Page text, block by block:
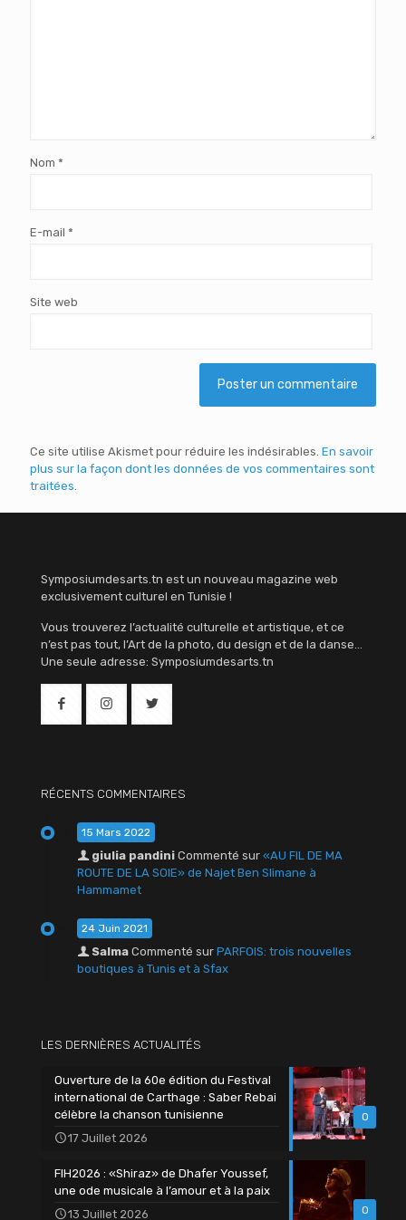
Nom *
E-mail *
Site web
Ce site utilise Akismet pour réduire les indésirables. En savoir
plus sur la façon dont les données de vos commentaires sont
traitées
Symposiumdesarts.tn est un nouveau magazine web
exclusivement culturel en Tunisie !
Vous trouverez l’actualité culturelle et artistique, et ce
n’est pas tout, l’Art de la photo, du design et de la danse…
Une seule adresse: Symposiumdesarts.tn
RÉCENTS COMMENTAIRES
15 Mars 2022
giulia pandini Commenté sur «AU FIL DE MA
ROUTE DE LA SOIE» de Najet Ben Slimane à
Hammamet
24 Juin 2021
Salma Commenté sur PARFOIS: trois nouvelles
boutiques à Tunis et à Sfax
LES DERNIÈRES ACTUALITÉS
0
Ouverture de la 60e édition du Festival
international de Carthage : Saber Rebai
célèbre la chanson tunisienne
17 Juillet 2026
0
FIH2026 : «Shiraz» de Dhafer Youssef,
une ode musicale à l’amour et à la paix
13 Juillet 2026